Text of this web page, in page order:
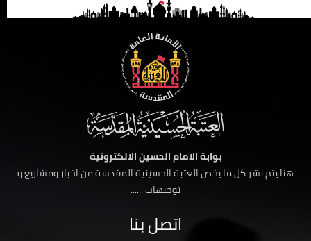
بوابة الامام الحسين الالكترونية
هنا يتم نشر كل ما يخص العتبة الحسينية المقدسة من اخبار ومشاريع و
توجيهات ......
اتصل بنا